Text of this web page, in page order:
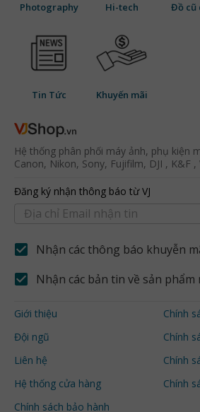
Photography Hi-tech Đồ cũ
Tin Tức Khuyến mãi
Hệ thống phân phối máy ảnh, phụ kiện
Canon, Nikon, Sony, Fujifilm, DJI , K&F ,
Đăng ký nhận thông báo từ VJ
Nhận các thông báo khuyễn
Nhận các bản tin về sản phẩm
Giới thiệu
Đội ngũ
Liên hệ
Hệ thống cửa hàng
Chính sách bảo hành
Chính
Chính
Chính
Chính